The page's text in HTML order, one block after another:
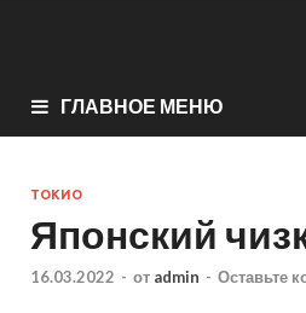
ГЛАВНОЕ МЕНЮ
ТОКИО
Японский
16.03.2022 - от admin - Оставьте